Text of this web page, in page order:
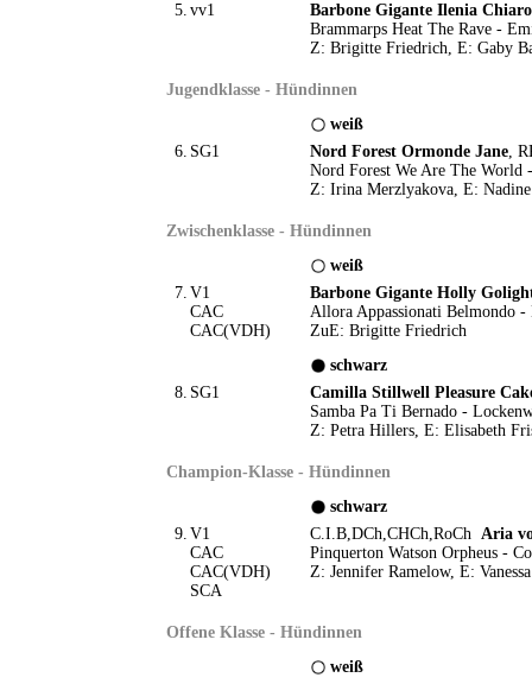
5. vv1
Barbone Gigante Ilenia
Brammarps Heat The Rave -
Z: Brigitte Friedrich, E: Gaby
Jugendklasse - Hündinnen
weiß
6. SG1 Nord Forest Ormonde Jane,
Nord Forest We Are The
Z: Irina Merzlyakova, E:
Zwischenklasse - Hündinnen
weiß
7. V1
CAC
CAC(VDH)
Barbone Gigante Holly
Allora Appassionati Belmondo -
ZuE: Brigitte Friedrich
schwarz
8. SG1
Camilla Stillwell Pleasure
Samba Pa Ti Bernado -
Z: Petra Hillers, E: Elisabeth
Champion-Klasse - Hündinnen
schwarz
9. V1
CAC
CAC(VDH)
SCA
C.I.B,DCh,CHCh,RoCh Aria
Pinquerton Watson Orpheus -
Z: Jennifer Ramelow, E:
Offene Klasse - Hündinnen
weiß